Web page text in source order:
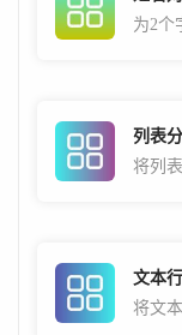
为2个
列表
将列
文本
将文